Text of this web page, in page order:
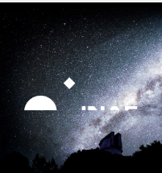
Strumenti
personali
Salta
contenuti.
|
Salta
alla
navigazione
Ricerca
avanzata…